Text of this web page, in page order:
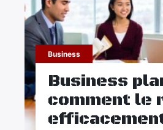
Business
Business
comment le